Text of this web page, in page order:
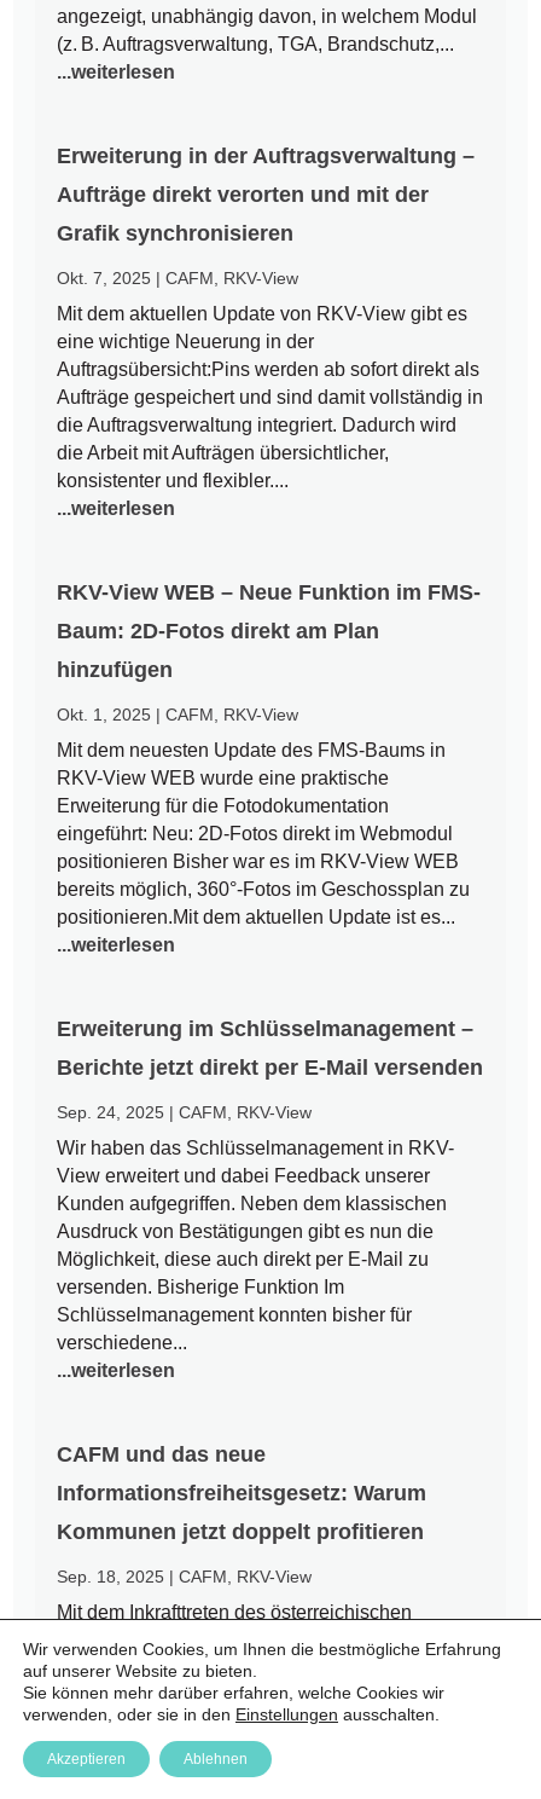
angezeigt, unabhängig davon, in welchem Modul
(z. B. Auftragsverwaltung, TGA, Brandschutz,...
...weiterlesen
Erweiterung in der Auftragsverwaltung –
Aufträge direkt verorten und mit der
Grafik synchronisieren
Okt. 7, 2025 |CAFM RKV-View
Mit dem aktuellen Update von RKV-View gibt es
eine wichtige Neuerung in der
Auftragsübersicht:Pins werden ab sofort direkt als
Aufträge gespeichert und sind damit vollständig in
die Auftragsverwaltung integriert. Dadurch wird
die Arbeit mit Aufträgen übersichtlicher,
konsistenter und flexibler....
...weiterlesen
RKV-View WEB – Neue Funktion im FMS-
Baum: 2D-Fotos direkt am Plan
hinzufügen
Okt. 1, 2025 |CAFM RKV-View
Mit dem neuesten Update des FMS-Baums in
RKV-View WEB wurde eine praktische
Erweiterung für die Fotodokumentation
eingeführt: Neu: 2D-Fotos direkt im Webmodul
positionieren Bisher war es im RKV-View WEB
bereits möglich, 360°-Fotos im Geschossplan zu
positionieren.Mit dem aktuellen Update ist es...
...weiterlesen
Erweiterung im Schlüsselmanagement –
Berichte jetzt direkt per E-Mail versenden
Sep. 24, 2025 |CAFM RKV-View
Wir haben das Schlüsselmanagement in RKV-
View erweitert und dabei Feedback unserer
Kunden aufgegriffen. Neben dem klassischen
Ausdruck von Bestätigungen gibt es nun die
Möglichkeit, diese auch direkt per E-Mail zu
versenden. Bisherige Funktion Im
Schlüsselmanagement konnten bisher für
verschiedene...
...weiterlesen
CAFM und das neue
Informationsfreiheitsgesetz: Warum
Kommunen jetzt doppelt profitieren
Sep. 18, 2025 |CAFM RKV-View
Mit dem Inkrafttreten des österreichischen
Informationsfreiheitsgesetzes (IFG) am 1.
September 2025 endet eine jahrzehntelange Ära
des Amtsgeheimnisses. Bürgerinnen und Bürger
haben nun einen Rechtsanspruch auf Zugang zu
amtlichen Informationen – auch auf kommunaler
Ebene. Für Städte und Gemeinden...
Wir verwenden Cookies, um Ihnen die bestmögliche Erfahrung
auf unserer Website zu bieten.
Sie können mehr darüber erfahren, welche Cookies wir
verwenden, oder sie in den Einstellungen ausschalten.
Akzeptieren Ablehnen